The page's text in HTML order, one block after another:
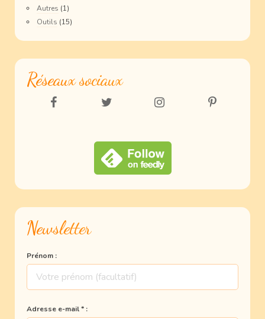
Autres (1)
Outils (15)
Réseaux sociaux
Newsletter
Prénom :
Adresse e-mail * :